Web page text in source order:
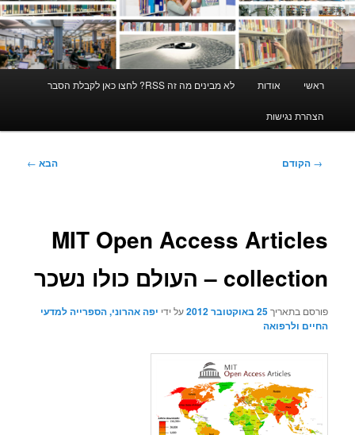
ראשי אודות לא מבינים מה זה RSS? לחצו כאן לקבלת הסבר
הצהרת נגישות
ניווט
→ הקודם הבא ←
MIT Open Access Articles
collection – העולם כולו נשכר
פורסם בתאריך25 באוקטובר 2012 על ידי יפה אהרוני, הספרייה למדעי
החיים ולרפואה